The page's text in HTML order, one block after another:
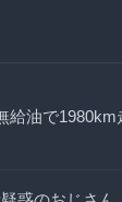
給油で